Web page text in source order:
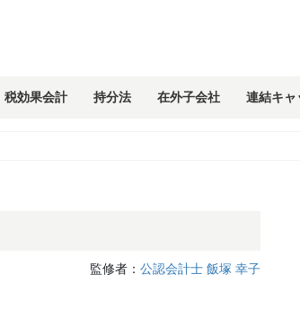
税効果会計 持分法 在外子会社 連結キャ
監修者： 公認会計士 飯塚 幸子